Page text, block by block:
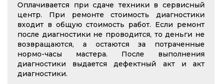
Оплачивается при сдаче техники в сервисный
центр. При ремонте стоимость диагностики
входит в общую стоимость работ. Если ремонт
после диагностики не проводится, то деньги не
возвращаются, а остаются за потраченные
нормо-часы мастера. После выполнения
диагностики выдается дефектный акт и акт
диагностики.